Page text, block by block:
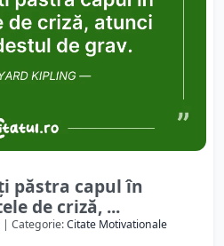
păstra capul în
de criză, ...
| Categorie:Citate Motivationale